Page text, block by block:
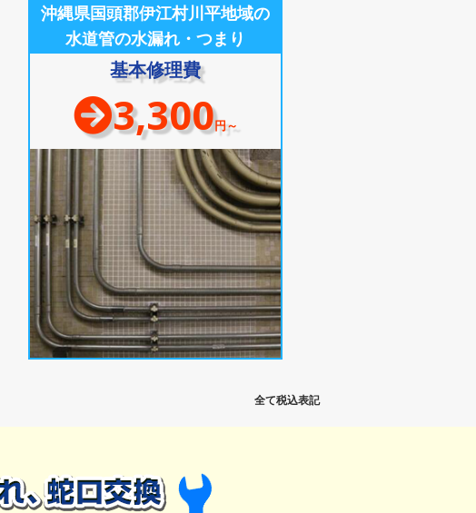
沖縄県国頭郡伊江村川平地域の
水道管の水漏れ・つまり
基本修理費
3,300円～
全て税込表記